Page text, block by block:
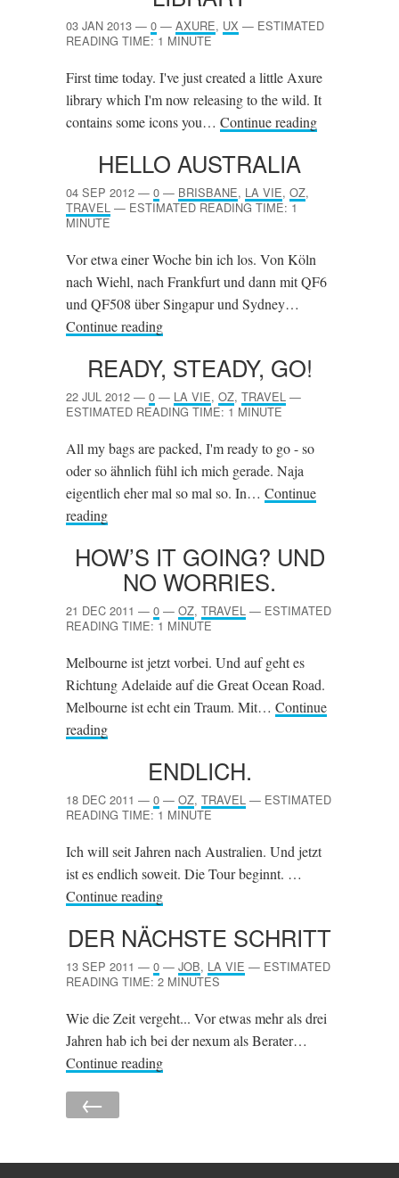
03 JAN 2013 — 0 — AXURE, UX — ESTIMATED
READING TIME: 1 MINUTE
First time today. I've just created a little Axure
library which I'm now releasing to the wild. It
contains some icons you… Continue reading
HELLO AUSTRALIA
04 SEP 2012 — 0 — BRISBANE, LA VIE, OZ,
TRAVEL — ESTIMATED READING TIME: 1
MINUTE
Vor etwa einer Woche bin ich los. Von Köln
nach Wiehl, nach Frankfurt und dann mit QF6
und QF508 über Singapur und Sydney…
Continue reading
READY, STEADY, GO!
22 JUL 2012 — 0 — LA VIE, OZ, TRAVEL —
ESTIMATED READING TIME: 1 MINUTE
All my bags are packed, I'm ready to go - so
oder so ähnlich fühl ich mich gerade. Naja
eigentlich eher mal so mal so. In… Continue
reading
HOW’S IT GOING? UND
NO WORRIES.
21 DEC 2011 — 0 — OZ, TRAVEL — ESTIMATED
READING TIME: 1 MINUTE
Melbourne ist jetzt vorbei. Und auf geht es
Richtung Adelaide auf die Great Ocean Road.
Melbourne ist echt ein Traum. Mit… Continue
reading
ENDLICH.
18 DEC 2011 — 0 — OZ, TRAVEL — ESTIMATED
READING TIME: 1 MINUTE
Ich will seit Jahren nach Australien. Und jetzt
ist es endlich soweit. Die Tour beginnt. …
Continue reading
DER NÄCHSTE SCHRITT
13 SEP 2011 — 0 — JOB, LA VIE — ESTIMATED
READING TIME: 2 MINUTES
Wie die Zeit vergeht... Vor etwas mehr als drei
Jahren hab ich bei der nexum als Berater…
Continue reading
←